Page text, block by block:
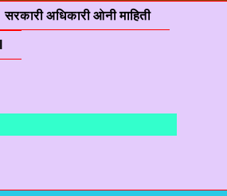
सरकारी अधिकारी ओनी माहिती